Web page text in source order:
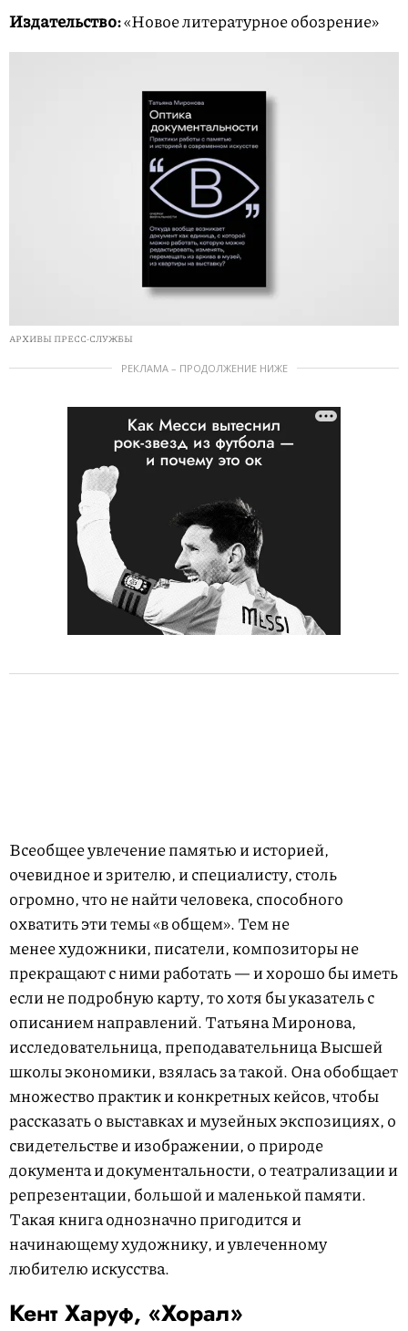
Издательство:«Новое литературное обозрение»
АРХИВЫ ПРЕСС-СЛУЖБЫ
РЕКЛАМА – ПРОДОЛЖЕНИЕ НИЖЕ
Всеобщее увлечение памятью и историей,
очевидное и зрителю, и специалисту, столь
огромно, что не найти человека, способного
охватить эти темы «в общем». Тем не
менее художники, писатели, композиторы не
прекращают с ними работать — и хорошо бы иметь
если не подробную карту, то хотя бы указатель с
описанием направлений. Татьяна Миронова,
исследовательница, преподавательница Высшей
школы экономики, взялась за такой. Она обобщает
множество практик и конкретных кейсов, чтобы
рассказать о выставках и музейных экспозициях, о
свидетельстве и изображении, о природе
документа и документальности, о театрализации и
репрезентации, большой и маленькой памяти.
Такая книга однозначно пригодится и
начинающему художнику, и увлеченному
любителю искусства.
Кент Харуф, «Хорал»